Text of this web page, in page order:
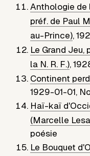
Anthologie de
préf. de Paul
au-Prince),
Le Grand Jeu,
la N. R. F.),
Continent
1929-01-01,
Haï-kaï
(Marcelle
poésie
Le Bouquet